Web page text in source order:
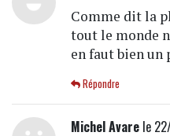
Comme dit la
tout le monde
en faut bien un
Répondre
Michel Avarele